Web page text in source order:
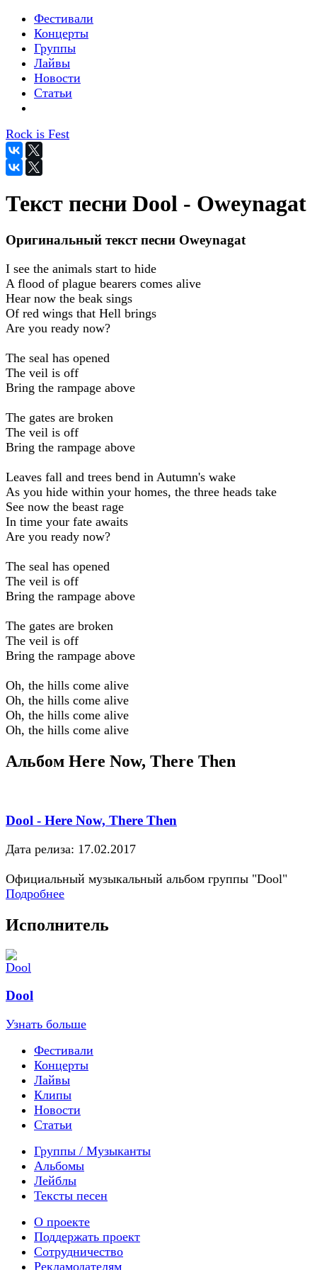
Фестивали
Концерты
Группы
Лайвы
Новости
Статьи
Rock is Fest
Текст песни Dool - Oweynagat
Оригинальный текст песни Oweynagat
I see the animals start to hide
A flood of plague bearers comes alive
Hear now the beak sings
Of red wings that Hell brings
Are you ready now?
The seal has opened
The veil is off
Bring the rampage above
The gates are broken
The veil is off
Bring the rampage above
Leaves fall and trees bend in Autumn's wake
As you hide within your homes, the three heads take
See now the beast rage
In time your fate awaits
Are you ready now?
The seal has opened
The veil is off
Bring the rampage above
The gates are broken
The veil is off
Bring the rampage above
Oh, the hills come alive
Oh, the hills come alive
Oh, the hills come alive
Oh, the hills come alive
Альбом Here Now, There Then
Dool - Here Now, There Then
Дата релиза: 17.02.2017
Официальный музыкальный альбом группы "Dool"
Подробнее
Исполнитель
Dool
Узнать больше
Фестивали
Концерты
Лайвы
Клипы
Новости
Статьи
Группы / Музыканты
Альбомы
Лейблы
Тексты песен
О проекте
Поддержать проект
Сотрудничество
Рекламодателям